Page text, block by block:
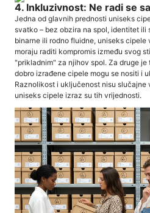
4. Inkluzivnost: Ne radi se
Jedna od glavnih prednosti uniseks
svatko – bez obzira na spol, identitet ili
binarne ili rodno fluidne, uniseks cipele
moraju raditi kompromis između svog
"prikladnim" za njihov spol. Za druge
dobro izrađene cipele mogu se nositi i
Raznolikost i uključenost nisu slučajne
uniseks cipele izraz su tih vrijednosti.